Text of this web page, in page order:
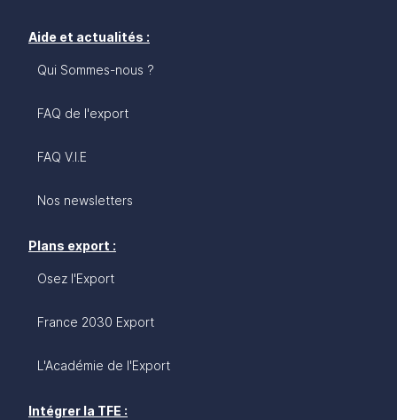
Aide et actualités :
Qui Sommes-nous ?
FAQ de l'export
FAQ V.I.E
Nos newsletters
Plans export :
Osez l'Export
France 2030 Export
L'Académie de l'Export
Intégrer la TFE :